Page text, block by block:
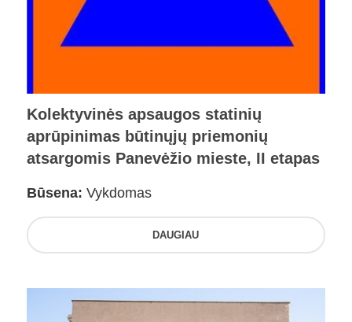
Kolektyvinės apsaugos statinių
aprūpinimas būtinųjų priemonių
atsargomis Panevėžio mieste, II etapas
Būsena: Vykdomas
DAUGIAU